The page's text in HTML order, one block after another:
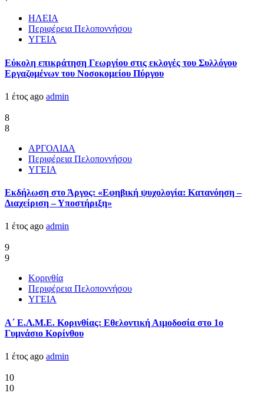
ΗΛΕΙΑ
Περιφέρεια Πελοποννήσου
ΥΓΕΙΑ
Εύκολη επικράτηση Γεωργίου στις εκλογές του Συλλόγου
Εργαζομένων του Νοσοκομείου Πύργου
1 έτος ago admin
8
8
ΑΡΓΟΛΙΔΑ
Περιφέρεια Πελοποννήσου
ΥΓΕΙΑ
Εκδήλωση στο Άργος: «Εφηβική ψυχολογία: Κατανόηση –
Διαχείριση – Υποστήριξη»
1 έτος ago admin
9
9
Κορινθία
Περιφέρεια Πελοποννήσου
ΥΓΕΙΑ
Α΄ Ε.Λ.Μ.Ε. Κορινθίας: Εθελοντική Αιμοδοσία στο 1ο
Γυμνάσιο Κορίνθου
1 έτος ago admin
10
10